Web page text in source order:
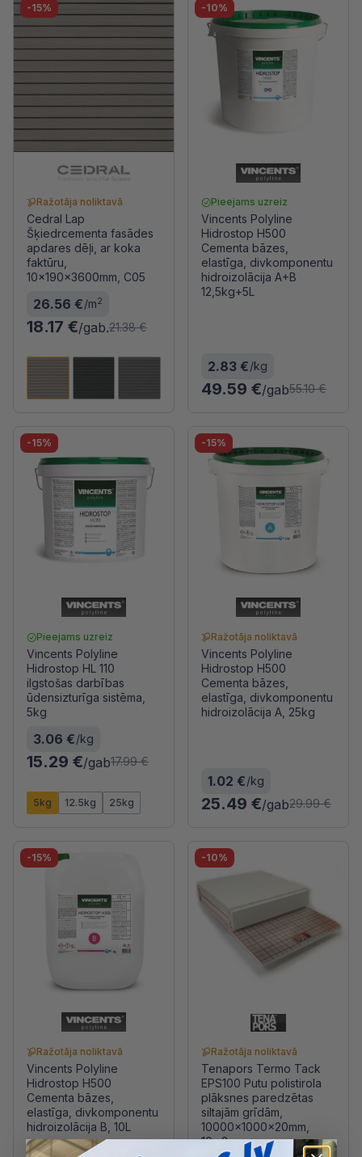
-15%
Ražotāja noliktavā
Cedral Lap
Šķiedrcementa fasādes
apdares dēļi, ar koka
faktūru,
10x190x3600mm, C05
26.56 €/m2
18.17 €/gab.21.38 €
-10%
Pieejams uzreiz
Vincents Polyline
Hidrostop H500
Cementa bāzes,
elastīga, divkomponentu
hidroizolācija A+B
12,5kg+5L
2.83 €/kg
49.59 €/gab55.10 €
-15%
Pieejams uzreiz
Vincents Polyline
Hidrostop HL 110
ilgstošas darbības
ūdensizturīga sistēma,
5kg
3.06 €/kg
15.29 €/gab17.99 €
5kg 12.5kg 25kg
-15%
Ražotāja noliktavā
Vincents Polyline
Hidrostop H500
Cementa bāzes,
elastīga, divkomponentu
hidroizolācija A, 25kg
1.02 €/kg
25.49 €/gab29.99 €
-15%
Ražotāja noliktavā
Vincents Polyline
Hidrostop H500
Cementa bāzes,
elastīga, divkomponentu
hidroizolācija B, 10L
-10%
Ražotāja noliktavā
Tenapors Termo Tack
EPS100 Putu polistirola
plāksnes paredzētas
siltajām grīdām,
10000x1000x20mm,
10m2